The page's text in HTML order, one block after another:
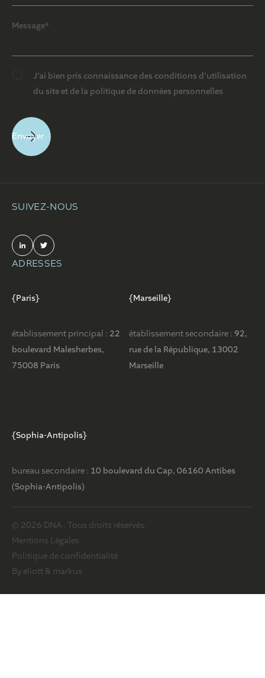
J’ai bien pris connaissance des conditions d’utilisation
du site et de la politique de données personnelles
SUIVEZ-NOUS
ADRESSES
{Paris}
établissement principal : 22
boulevard Malesherbes,
75008 Paris
{Marseille}
établissement secondaire : 92,
rue de la République, 13002
Marseille
{Sophia-Antipolis}
bureau secondaire : 10 boulevard du Cap, 06160 Antibes
(Sophia-Antipolis)
© 2026 DNA . Tous droits réservés.
Mentions Légales
Politique de confidentialité
By eliott & markus